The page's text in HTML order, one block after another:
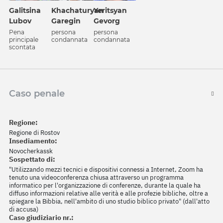
Galitsina
Lubov
Pena
principale
scontata
Khachaturyan
Garegin
persona
condannata
Yeritsyan
Gevorg
persona
condannata
Caso penale
Regione:
Regione di Rostov
Insediamento:
Novocherkassk
Sospettato di:
"Utilizzando mezzi tecnici e dispositivi connessi a Internet, Zoom ha
tenuto una videoconferenza chiusa attraverso un programma
informatico per l'organizzazione di conferenze, durante la quale ha
diffuso informazioni relative alle verità e alle profezie bibliche, oltre a
spiegare la Bibbia, nell'ambito di uno studio biblico privato" (dall'atto
di accusa)
Caso giudiziario nr.: